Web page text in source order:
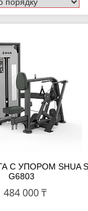
С УПОРОМ SHUA
G6803
484 000 ₸